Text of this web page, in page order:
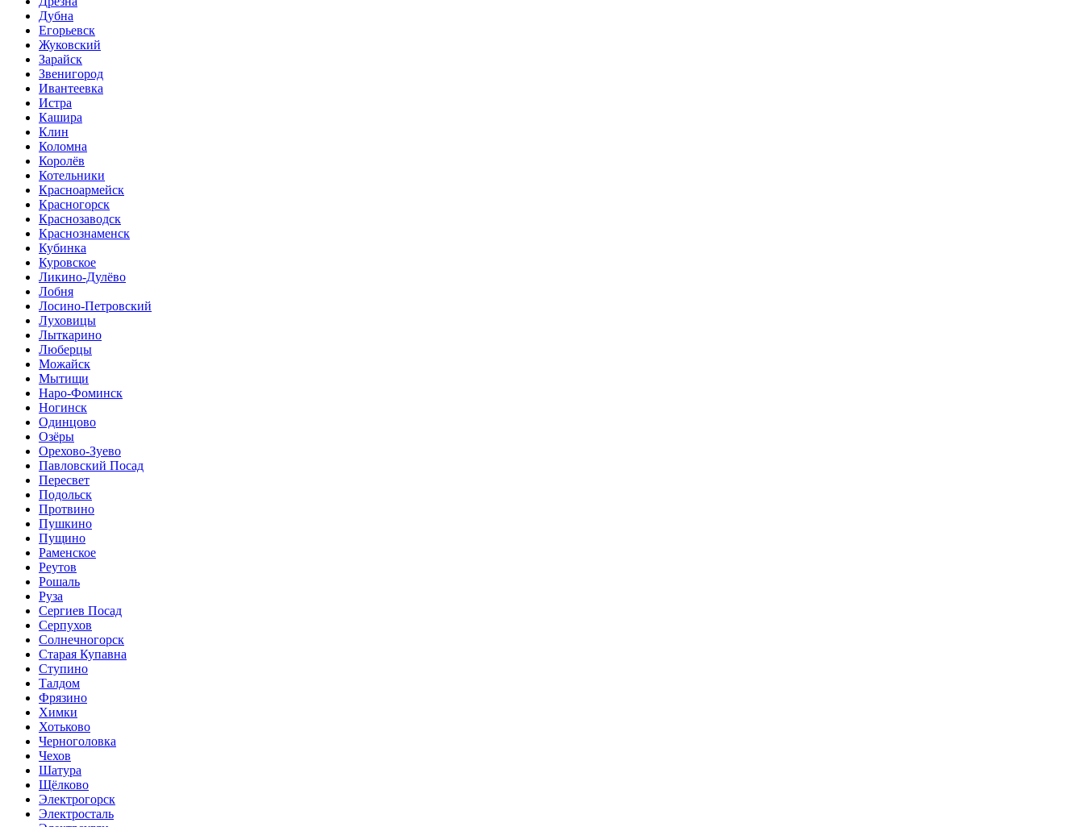
Дубна
Егорьевск
Жуковский
Зарайск
Звенигород
Ивантеевка
Истра
Кашира
Клин
Коломна
Королёв
Котельники
Красноармейск
Красногорск
Краснозаводск
Краснознаменск
Кубинка
Куровское
Ликино-Дулёво
Лобня
Лосино-Петровский
Луховицы
Лыткарино
Люберцы
Можайск
Мытищи
Наро-Фоминск
Ногинск
Одинцово
Озёры
Орехово-Зуево
Павловский Посад
Пересвет
Подольск
Протвино
Пушкино
Пущино
Раменское
Реутов
Рошаль
Руза
Сергиев Посад
Серпухов
Солнечногорск
Старая Купавна
Ступино
Талдом
Фрязино
Химки
Хотьково
Черноголовка
Чехов
Шатура
Щёлково
Электрогорск
Электросталь